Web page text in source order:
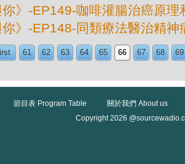
你》-EP149-咖啡灌腸治癌原理
你》-EP148-同類療法醫治精
61 62 63 64 65 66 67 68 69
節目表 Program Table
關於我們 About us
Copyright 2026